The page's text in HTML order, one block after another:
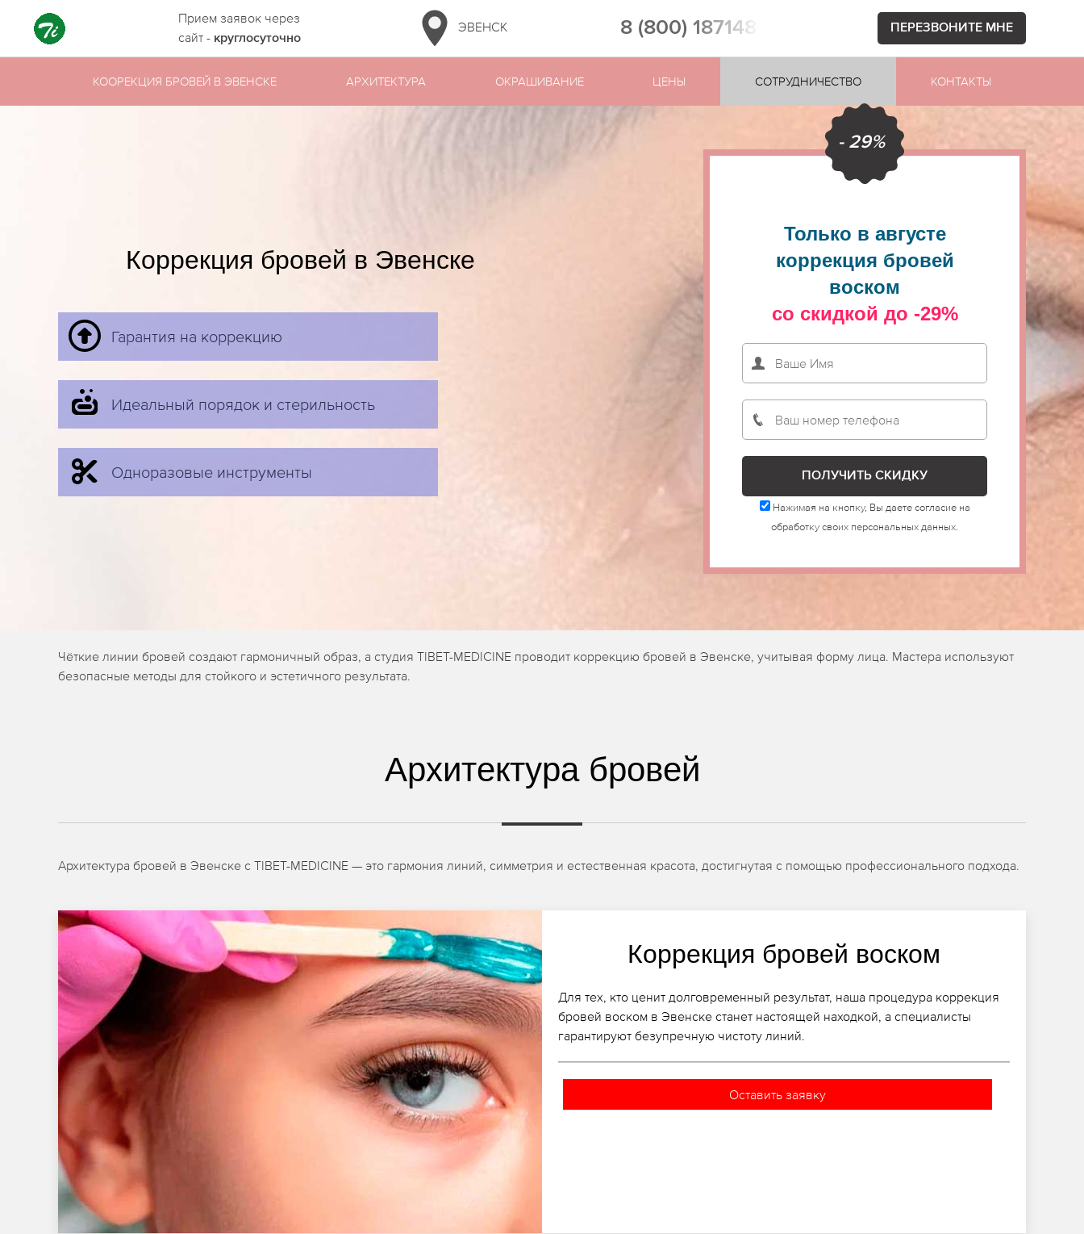
Прием заявок через
сайт - круглосуточно
ЭВЕНСК 8 (800) 1871481 ПЕРЕЗВОНИТЕ МНЕ
КООРЕКЦИЯ БРОВЕЙ В ЭВЕНСКЕ АРХИТЕКТУРА ОКРАШИВАНИЕ ЦЕНЫ СОТРУДНИЧЕСТВО КОНТАКТЫ
Коррекция бровей в Эвенске
Гарантия на коррекцию
Идеальный порядок и стерильность
Одноразовые инструменты
- 29%
Только в августе
коррекция бровей
воском
со скидкой до -29%
Нажимая на кнопку, Вы даете согласие на
обработку своих персональных данных.
Чёткие линии бровей создают гармоничный образ, а студия TIBET-MEDICINE проводит коррекцию бровей в Эвенске, учитывая форму лица. Мастера используют
безопасные методы для стойкого и эстетичного результата.
Архитектура бровей
Архитектура бровей в Эвенске с TIBET-MEDICINE — это гармония линий, симметрия и естественная красота, достигнутая с помощью профессионального подхода.
Коррекция бровей воском
Для тех, кто ценит долговременный результат, наша процедура коррекция
бровей воском в Эвенске станет настоящей находкой, а специалисты
гарантируют безупречную чистоту линий.
Оставить заявку